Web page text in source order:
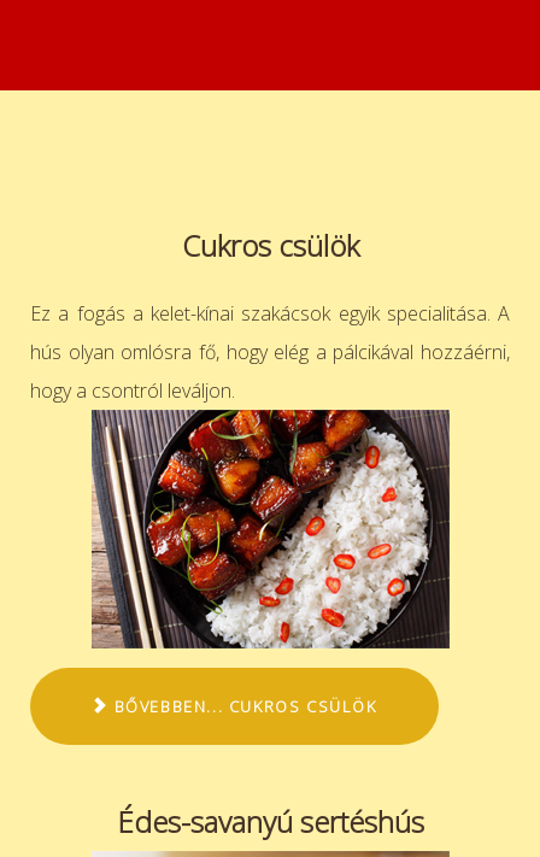
Cukros csülök
Ez a fogás a kelet-kínai szakácsok egyik specialitása. A
hús olyan omlósra fő, hogy elég a pálcikával hozzáérni,
hogy a csontról leváljon.
BŐVEBBEN... CUKROS CSÜLÖK
Édes-savanyú sertéshús